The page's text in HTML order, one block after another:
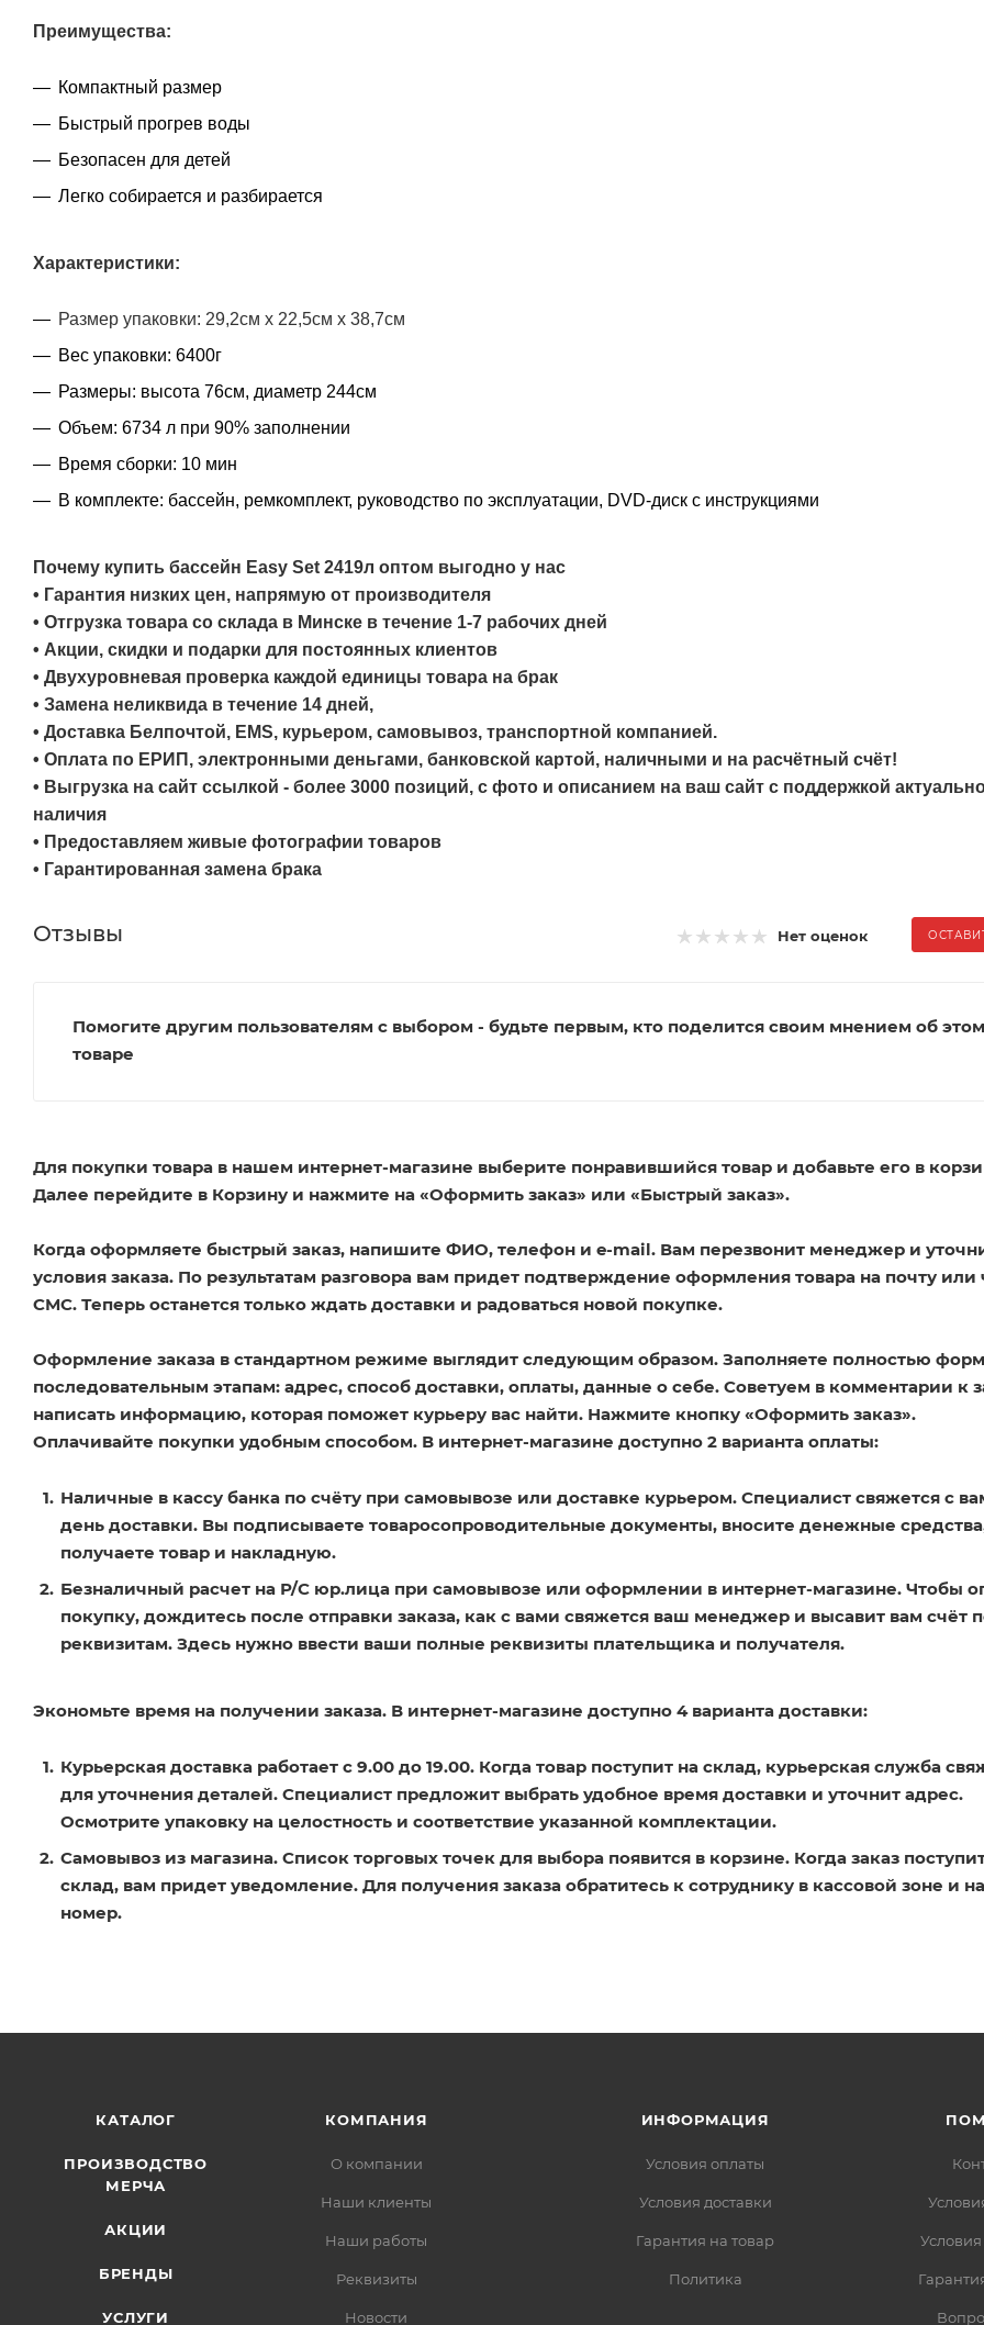
Преимущества:
Компактный размер
Быстрый прогрев воды
Безопасен для детей
Легко собирается и разбирается
Характеристики:
Размер упаковки: 29,2см x 22,5см x 38,7см
Вес упаковки: 6400г
Размеры: высота 76см, диаметр 244см
Объем: 6734 л при 90% заполнении
Время сборки: 10 мин
В комплекте: бассейн, ремкомплект, руководство по эксплуатации, DVD-диск с инструкциями
Почему купить бассейн Easy Set 2419л оптом выгодно у нас
• Гарантия низких цен, напрямую от производителя
• Отгрузка товара со склада в Минске в течение 1-7 рабочих дней
• Акции, скидки и подарки для постоянных клиентов
• Двухуровневая проверка каждой единицы товара на брак
• Замена неликвида в течение 14 дней,
• Доставка Белпочтой, EMS, курьером, самовывоз, транспортной компанией.
• Оплата по ЕРИП, электронными деньгами, банковской картой, наличными и на расчётный счёт!
• Выгрузка на сайт ссылкой - более 3000 позиций, с фото и описанием на ваш сайт с поддержкой
наличия
• Предоставляем живые фотографии товаров
• Гарантированная замена брака
Отзывы Нет оценок
Помогите другим пользователям с выбором - будьте первым, кто поделится своим мнением об этом
товаре
Для покупки товара в нашем интернет-магазине выберите понравившийся товар и добавьте его в
Далее перейдите в Корзину и нажмите на «Оформить заказ» или «Быстрый заказ».
Когда оформляете быстрый заказ, напишите ФИО, телефон и e-mail. Вам перезвонит менеджер и
условия заказа. По результатам разговора вам придет подтверждение оформления товара на почту или
СМС. Теперь останется только ждать доставки и радоваться новой покупке.
Оформление заказа в стандартном режиме выглядит следующим образом. Заполняете полностью
последовательным этапам: адрес, способ доставки, оплаты, данные о себе. Советуем в комментарии к
написать информацию, которая поможет курьеру вас найти. Нажмите кнопку «Оформить заказ».
Оплачивайте покупки удобным способом. В интернет-магазине доступно 2 варианта оплаты:
Наличные в кассу банка по счёту при самовывозе или доставке курьером. Специалист свяжется с
день доставки. Вы подписываете товаросопроводительные документы, вносите денежные
получаете товар и накладную.
Безналичный расчет на Р/С юр.лица при самовывозе или оформлении в интернет-магазине. Чтобы
покупку, дождитесь после отправки заказа, как с вами свяжется ваш менеджер и высавит вам счёт
реквизитам. Здесь нужно ввести ваши полные реквизиты плательщика и получателя.
Экономьте время на получении заказа. В интернет-магазине доступно 4 варианта доставки:
Курьерская доставка работает с 9.00 до 19.00. Когда товар поступит на склад, курьерская служба
для уточнения деталей. Специалист предложит выбрать удобное время доставки и уточнит адрес.
Осмотрите упаковку на целостность и соответствие указанной комплектации.
Самовывоз из магазина. Список торговых точек для выбора появится в корзине. Когда заказ
склад, вам придет уведомление. Для получения заказа обратитесь к сотруднику в кассовой зоне и
номер.
КАТАЛОГ
ПРОИЗВОДСТВО
МЕРЧА
АКЦИИ
БРЕНДЫ
УСЛУГИ
КОМПАНИЯ
О компании
Наши клиенты
Наши работы
Реквизиты
Новости
ИНФОРМАЦИЯ
Условия оплаты
Условия доставки
Гарантия на товар
Политика